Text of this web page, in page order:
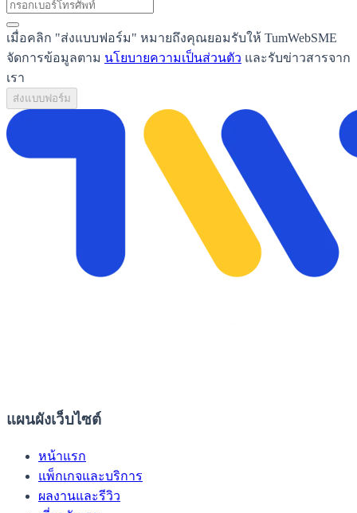
เมื่อคลิก "ส่งแบบฟอร์ม" หมายถึงคุณยอมรับให้ TumWebSME
จัดการข้อมูลตาม นโยบายความเป็นส่วนตัว และรับข่าวสารจาก
เรา
ส่งแบบฟอร์ม
แผนผังเว็บไซต์
หน้าแรก
แพ็กเกจและบริการ
ผลงานและรีวิว